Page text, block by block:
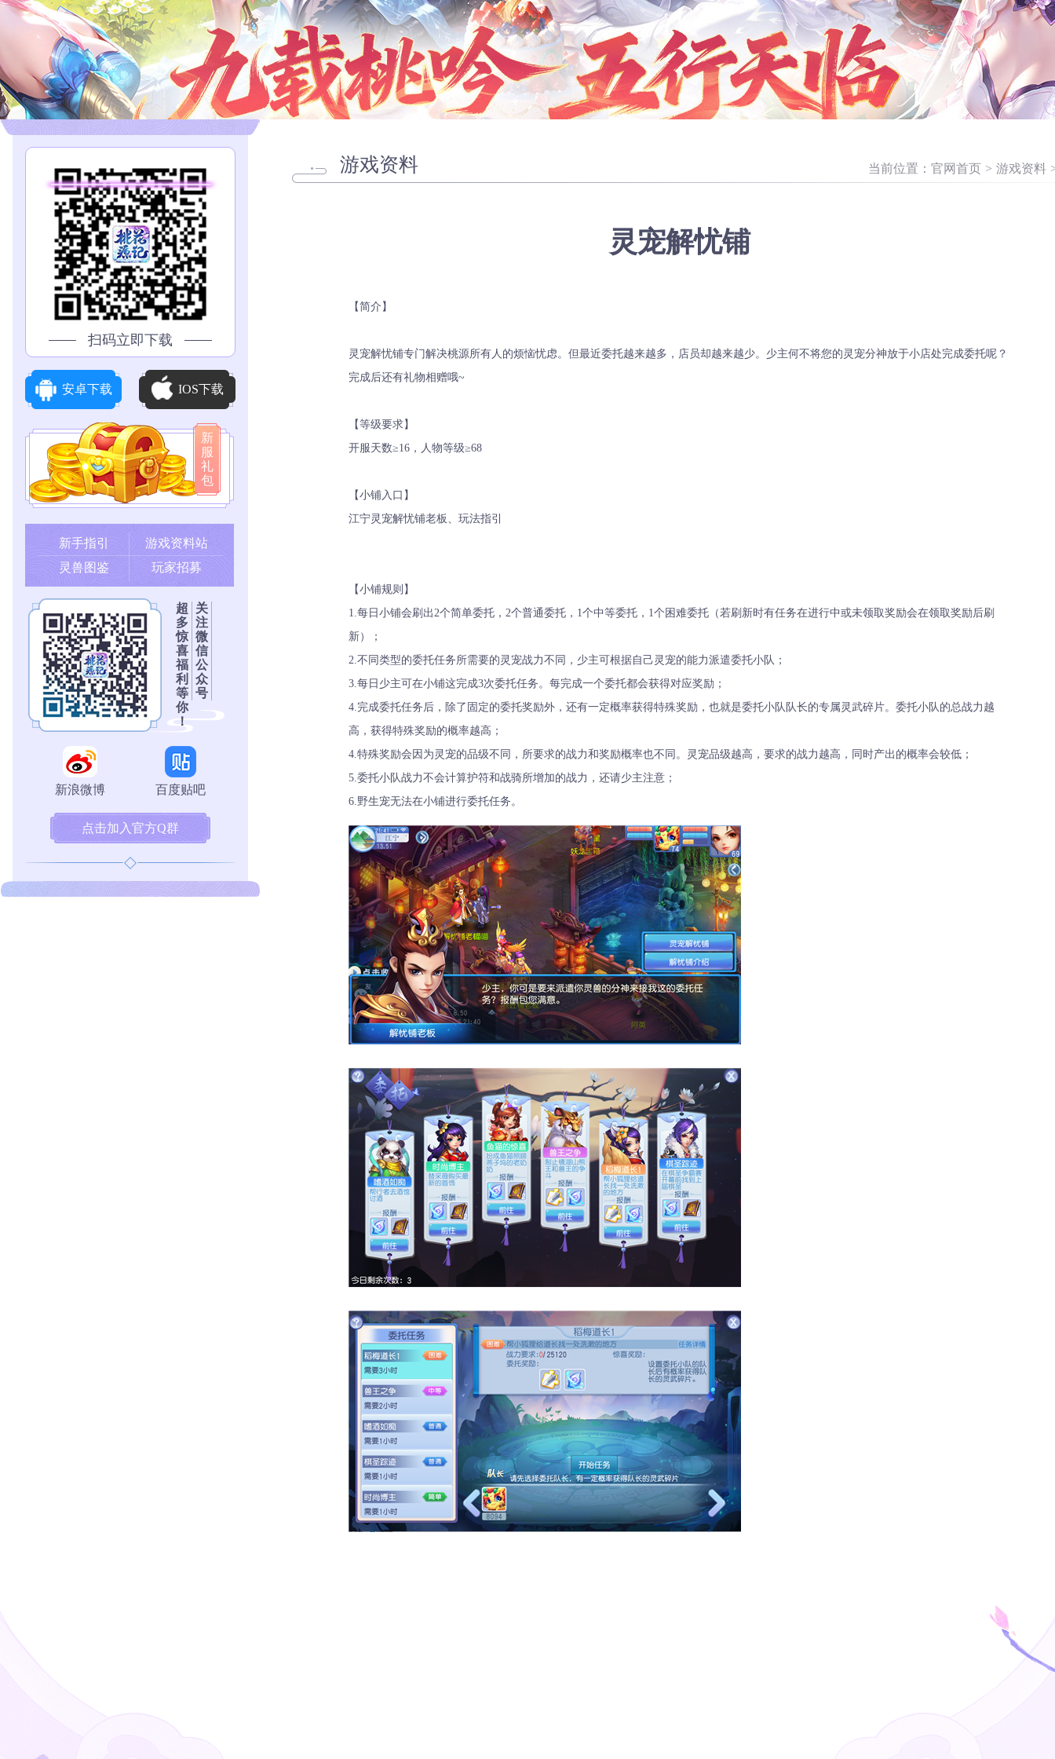
扫码立即下载
安卓下载 IOS下载
新
服
礼
包
新手指引
游戏资料站
灵兽图鉴
玩家招募
超
多
惊
喜
福
利
等
你
！
关
注
微
信
公
众
号
新浪微博 百度贴吧
点击加入官方Q群
游戏资料 当前位置： 官网首页 > 游戏资料
灵宠解忧铺
【简介】
灵宠解忧铺专门解决桃源所有人的烦恼忧虑。但最近委托越来越多，店员却越来越少。少主何不将您的灵宠分神放于小店处完成委托呢？
完成后还有礼物相赠哦~
【等级要求】
开服天数≥16，人物等级≥68
【小铺入口】
江宁灵宠解忧铺老板、玩法指引
【小铺规则】
1.每日小铺会刷出2个简单委托，2个普通委托，1个中等委托，1个困难委托（若刷新时有任务在进行中或未领取奖励会在领取奖励后刷
新）；
2.不同类型的委托任务所需要的灵宠战力不同，少主可根据自己灵宠的能力派遣委托小队；
3.每日少主可在小铺这完成3次委托任务。每完成一个委托都会获得对应奖励；
4.完成委托任务后，除了固定的委托奖励外，还有一定概率获得特殊奖励，也就是委托小队队长的专属灵武碎片。委托小队的总战力越
高，获得特殊奖励的概率越高；
4.特殊奖励会因为灵宠的品级不同，所要求的战力和奖励概率也不同。灵宠品级越高，要求的战力越高，同时产出的概率会较低；
5.委托小队战力不会计算护符和战骑所增加的战力，还请少主注意；
6.野生宠无法在小铺进行委托任务。